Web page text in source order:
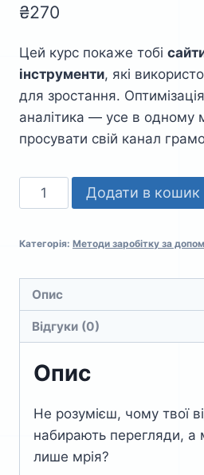
₴270
Цей курс покаже тобі
інструменти, які
для зростання.
аналітика — усе в одному
просувати свій канал
YouTube
PRO
Інструменти,
та
Оптимізація
Каналу
Додати в кошик
Категорія: Методи заробітку за
Опис
Відгуки (0)
Опис
Не розумієш, чому твої
набирають перегляди, а
лише мрія?